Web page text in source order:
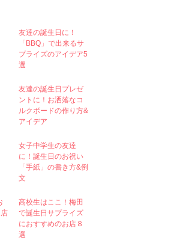
友達の誕生日に！
「BBQ」で出来るサ
プライズのアイデア5
選
友達の誕生日プレゼ
ントに！お洒落なコ
ルクボードの作り方&
アイデア
女子中学生の友達
に！誕生日のお祝い
「手紙」の書き方&例
文
高校生はここ！梅田
で誕生日サプライズ
におすすめのお店８
選